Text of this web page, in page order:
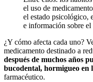
el uso de
el estado psicológico,
e información sobre
¿Y cómo afecta cada uno?
medicamento destinado a
después de muchos años
bucodental, hormigueo en
farmacéutico.